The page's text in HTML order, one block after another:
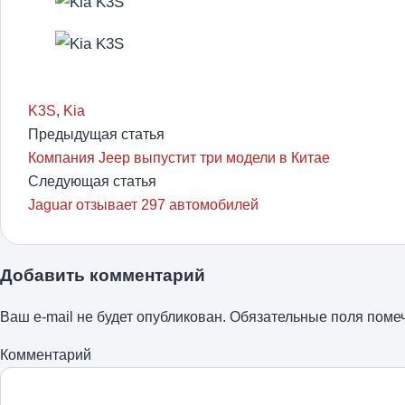
K3S, Kia
Предыдущая статья
Компания Jeep выпустит три модели в Китае
Следующая статья
Jaguar отзывает 297 автомобилей
Добавить комментарий
Ваш e-mail не будет опубликован. Обязательные поля
Комментарий